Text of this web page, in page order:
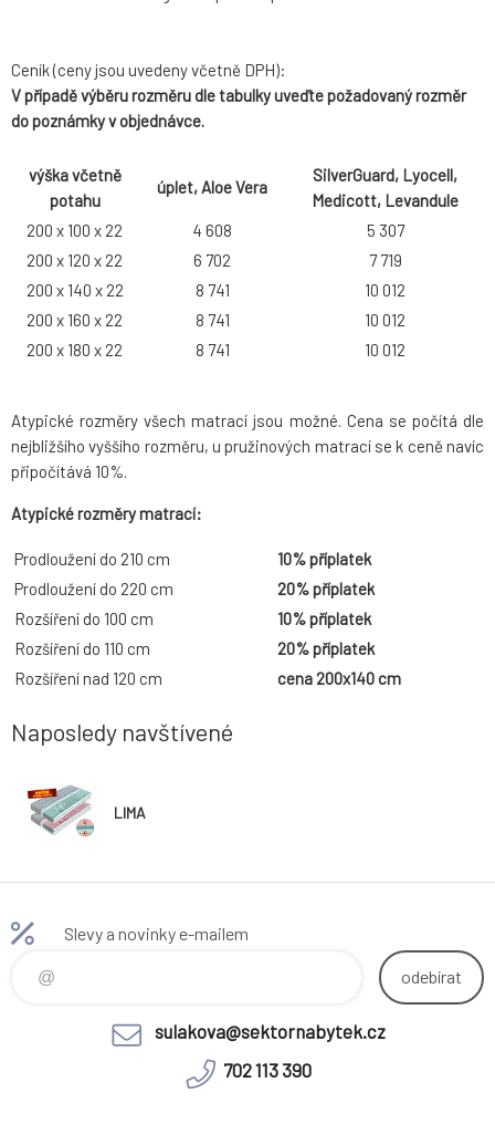
Ceník (ceny jsou uvedeny včetně DPH):
V případě výběru rozměru dle tabulky uveďte požadovaný rozměr
do poznámky v objednávce.
výška včetně
potahu
úplet, Aloe Vera
SilverGuard, Lyocell,
Medicott, Levandule
200 x 100 x 22
4 608
5 307
200 x 120 x 22
6 702
7 719
200 x 140 x 22
8 741
10 012
200 x 160 x 22
8 741
10 012
200 x 180 x 22
8 741 10 012
Atypické rozměry všech matrací jsou možné. Cena se počítá dle
nejbližšího vyššího rozměru, u pružinových matrací se k ceně navíc
připočítává 10%.
Atypické rozměry matrací:
Prodloužení do 210 cm
10% příplatek
Prodloužení do 220 cm
20% příplatek
Rozšíření do 100 cm
10% příplatek
Rozšíření do 110 cm
20% příplatek
Rozšíření nad 120 cm
cena 200x140 cm
Naposledy navštívené
LIMA
Slevy a novinky e-mailem
odebírat
sulakova@sektornabytek.cz
702 113 390